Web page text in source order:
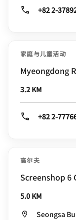
+82 2-
家庭与儿童活动
Myeongdong
3.2 KM
+82 2-
高尔夫
Screenshop 6
5.0 KM
Seongsa